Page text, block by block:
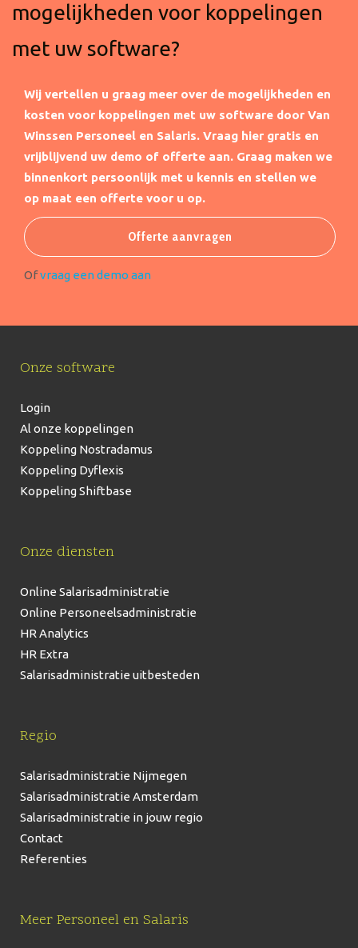
mogelijkheden voor koppelingen
met uw software?
Wij vertellen u graag meer over de mogelijkheden en
kosten voor koppelingen met uw software door Van
Winssen Personeel en Salaris. Vraag hier gratis en
vrijblijvend uw demo of offerte aan. Graag maken we
binnenkort persoonlijk met u kennis en stellen we
op maat een offerte voor u op.
Offerte aanvragen
Ofvraag een demo aan
Onze software
Login
Al onze koppelingen
Koppeling Nostradamus
Koppeling Dyflexis
Koppeling Shiftbase
Onze diensten
Online Salarisadministratie
Online Personeelsadministratie
HR Analytics
HR Extra
Salarisadministratie uitbesteden
Regio
Salarisadministratie Nijmegen
Salarisadministratie Amsterdam
Salarisadministratie in jouw regio
Contact
Referenties
Meer Personeel en Salaris